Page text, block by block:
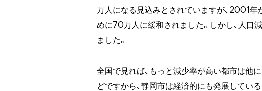
万人になる見込みとされていますが、2001
めに70万人に緩和されました。しかし、人口
ました。
全国で見れば、もっと減少率が高い都市は他
どですから、静岡市は経済的にも発展してい